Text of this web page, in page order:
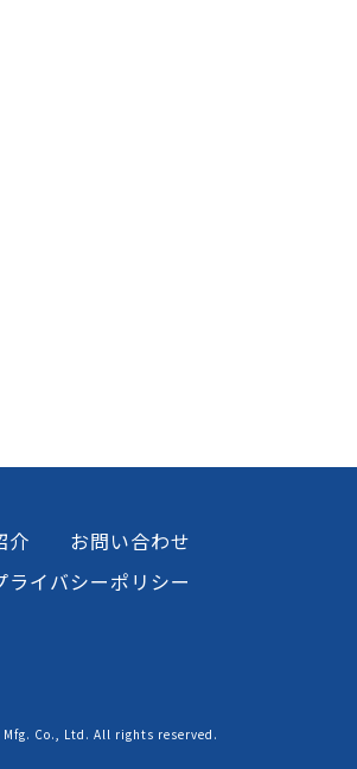
介
お問い合わせ
ライバシーポリシー
Co., Ltd. All rights reserved.